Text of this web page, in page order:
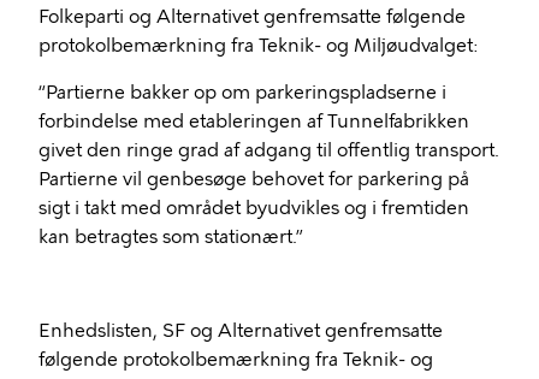
Folkeparti og Alternativet genfremsatte følgende
protokolbemærkning fra Teknik- og Miljøudvalget:
“Partierne bakker op om parkeringspladserne i
forbindelse med etableringen af Tunnelfabrikken
givet den ringe grad af adgang til offentlig transport.
Partierne vil genbesøge behovet for parkering på
sigt i takt med området byudvikles og i fremtiden
kan betragtes som stationært.”
Enhedslisten, SF og Alternativet genfremsatte
følgende protokolbemærkning fra Teknik- og